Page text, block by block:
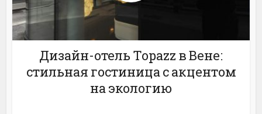
Дизайн-отель Topazz в Вене:
стильная гостиница с акцентом
на экологию